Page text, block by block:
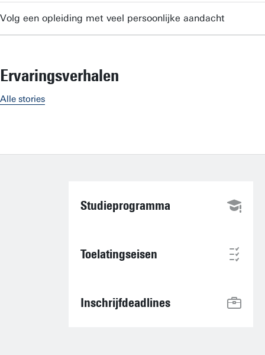
Volg een opleiding met veel persoonlijke aandacht
Ervaringsverhalen
Alle stories
Studieprogramma
Toelatingseisen
Inschrijfdeadlines